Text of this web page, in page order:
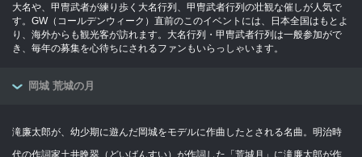
大名や、甲冑武者が練り歩く大名行列、甲冑武者行列の壮観な催しが人気で
す。GW（コールデンウィーク）直前のこのイベントには、日本全国はもとよ
り、海外からも観光客が訪れます。大名行列・甲冑武者行列は一般参加がで
き、毎年の募集を心待ちにされるファンもいらっしゃいます。
岡城 荒城の月
滝廉太郎が、幼少期に遊んだ岡城をモデルに作曲したとされる名曲。明治時
代の作詞家土井晩翠（どいばんすい）が作詞した「荒城月」に滝廉太郎が作